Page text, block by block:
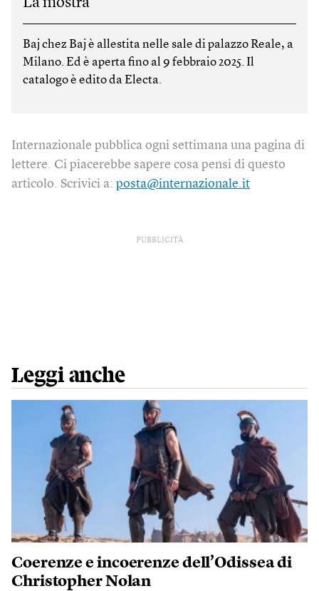
Baj chez Baj è allestita nelle sale di palazzo Reale, a
Milano. Ed è aperta fino al 9 febbraio 2025. Il
catalogo è edito da Electa.
Internazionale pubblica ogni settimana una pagina di
lettere. Ci piacerebbe sapere cosa pensi di questo
articolo. Scrivici a: posta@internazionale.it
PUBBLICITÀ
Leggi anche
Coerenze e incoerenze dell’Odissea di
Christopher Nolan